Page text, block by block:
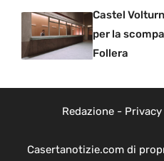
Castel
per la
Follera
Redazione-
Casertanotizie.com di